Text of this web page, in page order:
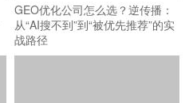
GEO优化公司怎么选？逆传播：
从“AI搜不到”到“被优先推荐”的实
战路径